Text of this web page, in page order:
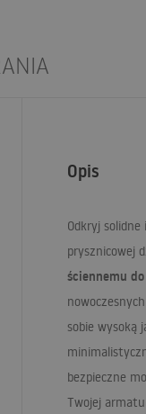
Opis
Odkryj
prysznicowej
ściennemu
sobie wysoką
bezpieczne
Twojej